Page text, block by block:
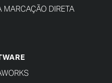
MARCAÇÃO DIRETA